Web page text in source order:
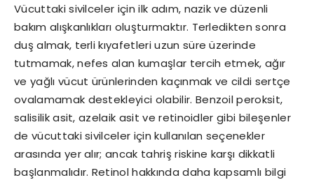
Vücuttaki sivilceler için ilk adım, nazik ve düzenli
bakım alışkanlıkları oluşturmaktır. Terledikten sonra
duş almak, terli kıyafetleri uzun süre üzerinde
tutmamak, nefes alan kumaşlar tercih etmek, ağır
ve yağlı vücut ürünlerinden kaçınmak ve cildi sertçe
ovalamamak destekleyici olabilir. Benzoil peroksit,
salisilik asit, azelaik asit ve retinoidler gibi bileşenler
de vücuttaki sivilceler için kullanılan seçenekler
arasında yer alır; ancak tahriş riskine karşı dikkatli
başlanmalıdır. Retinol hakkında daha kapsamlı bilgi